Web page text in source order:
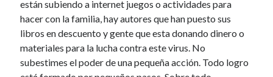
están subiendo a internet juegos o actividades para
hacer con la familia, hay autores que han puesto sus
libros en descuento y gente que esta donando dinero o
materiales para la lucha contra este virus. No
subestimes el poder de una pequeña acción. Todo logro